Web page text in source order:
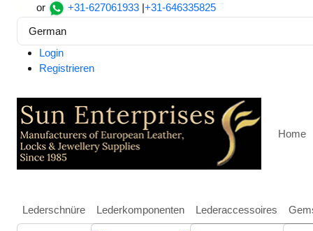
or +31-627061933 |+31-646335825
German
Login
Registrieren
Home
Lederschnüre Lederkomponenten Lederaccessoires